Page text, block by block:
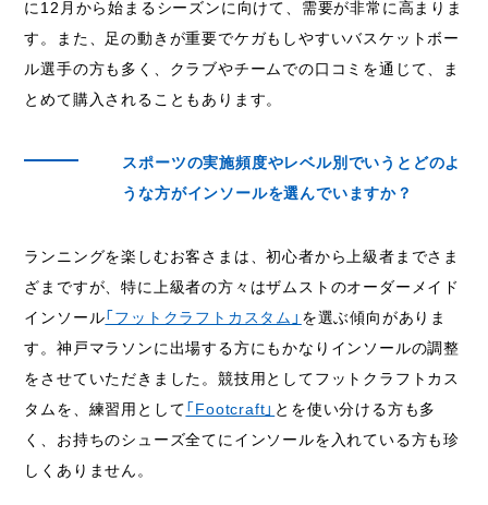
に12月から始まるシーズンに向けて、需要が非常に高まりま
す。また、足の動きが重要でケガもしやすいバスケットボー
ル選手の方も多く、クラブやチームでの口コミを通じて、ま
とめて購入されることもあります。
スポーツの実施頻度やレベル別でいうとどのよ
うな方がインソールを選んでいますか？
ランニングを楽しむお客さまは、初心者から上級者までさま
ざまですが、特に上級者の方々はザムストのオーダーメイド
インソール「フットクラフトカスタム」 を選ぶ傾向がありま
す。神戸マラソンに出場する方にもかなりインソールの調整
をさせていただきました。競技用としてフットクラフトカス
タムを、練習用として「Footcraft」 とを使い分ける方も多
く、お持ちのシューズ全てにインソールを入れている方も珍
しくありません。